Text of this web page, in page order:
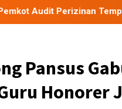
Tempat Karaoke, Soroti
Pansus
Honorer